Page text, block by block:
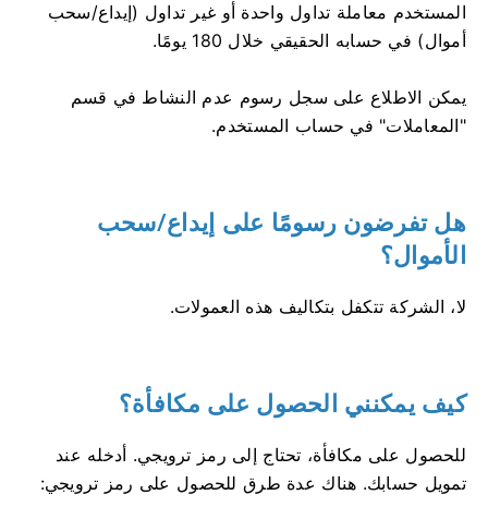
المستخدم معاملة تداول واحدة أو غير تداول (إيداع/سحب
أموال) في حسابه الحقيقي خلال 180 يومًا.
يمكن الاطلاع على سجل رسوم عدم النشاط في قسم
"المعاملات" في حساب المستخدم.
هل تفرضون رسومًا على إيداع/سحب
الأموال؟
لا، الشركة تتكفل بتكاليف هذه العمولات.
كيف يمكنني الحصول على مكافأة؟
للحصول على مكافأة، تحتاج إلى رمز ترويجي. أدخله عند
تمويل حسابك. هناك عدة طرق للحصول على رمز ترويجي: